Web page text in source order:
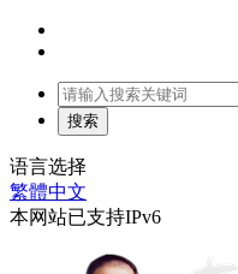
语言选择
繁體中文
本网站已支持IPv6